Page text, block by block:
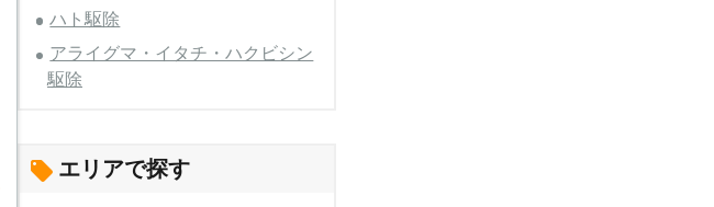
ハト駆除
アライグマ・イタチ・ハクビシン
駆除
エリアで探す